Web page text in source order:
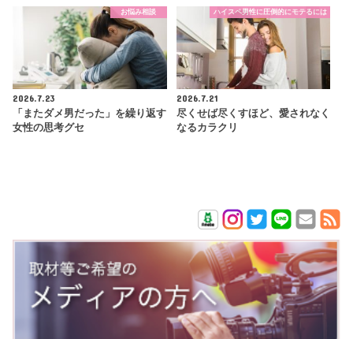
お悩み相談
2026.7.23
「またダメ男だった」を繰り返す
女性の思考グセ
ハイスペ男性に圧倒的にモテるには
2026.7.21
尽くせば尽くすほど、愛されなく
なるカラクリ